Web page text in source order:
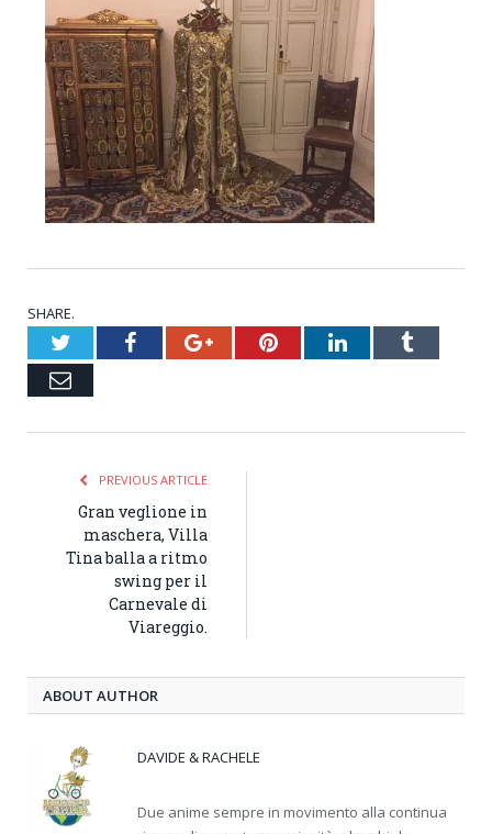
SHARE.
TwitterFacebookGoogle+PinterestLinkedInTumblr
Email
PREVIOUS ARTICLE
Gran veglione in
maschera, Villa
Tina balla a ritmo
swing per il
Carnevale di
Viareggio.
ABOUT AUTHOR
DAVIDE & RACHELE
Due anime sempre in movimento alla continua